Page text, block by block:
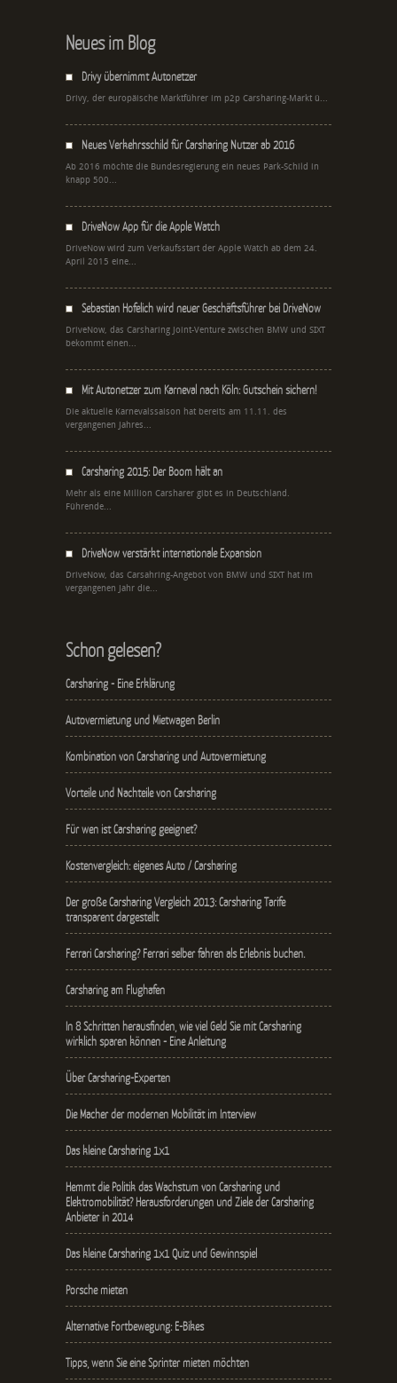
Neues im Blog
Drivy übernimmt Autonetzer
Drivy, der europäische Marktführer im p2p Carsharing-Markt ü...
Neues Verkehrsschild für Carsharing Nutzer ab 2016
Ab 2016 möchte die Bundesregierung ein neues Park-Schild in
knapp 500...
DriveNow App für die Apple Watch
DriveNow wird zum Verkaufsstart der Apple Watch ab dem 24.
April 2015 eine...
Sebastian Hofelich wird neuer Geschäftsführer bei DriveNow
DriveNow, das Carsharing Joint-Venture zwischen BMW und SIXT
bekommt einen...
Mit Autonetzer zum Karneval nach Köln: Gutschein sichern!
Die aktuelle Karnevalssaison hat bereits am 11.11. des
vergangenen Jahres...
Carsharing 2015: Der Boom hält an
Mehr als eine Million Carsharer gibt es in Deutschland.
Führende...
DriveNow verstärkt internationale Expansion
DriveNow, das Carsahring-Angebot von BMW und SIXT hat im
vergangenen Jahr die...
Schon gelesen?
Carsharing - Eine Erklärung
Autovermietung und Mietwagen Berlin
Kombination von Carsharing und Autovermietung
Vorteile und Nachteile von Carsharing
Für wen ist Carsharing geeignet?
Kostenvergleich: eigenes Auto / Carsharing
Der große Carsharing Vergleich 2013: Carsharing Tarife
transparent dargestellt
Ferrari Carsharing? Ferrari selber fahren als Erlebnis buchen.
Carsharing am Flughafen
In 8 Schritten herausfinden, wie viel Geld Sie mit Carsharing
wirklich sparen können - Eine Anleitung
Über Carsharing-Experten
Die Macher der modernen Mobilität im Interview
Das kleine Carsharing 1x1
Hemmt die Politik das Wachstum von Carsharing und
Elektromobilität? Herausforderungen und Ziele der Carsharing
Anbieter in 2014
Das kleine Carsharing 1x1 Quiz und Gewinnspiel
Porsche mieten
Alternative Fortbewegung: E-Bikes
Tipps, wenn Sie eine Sprinter mieten möchten